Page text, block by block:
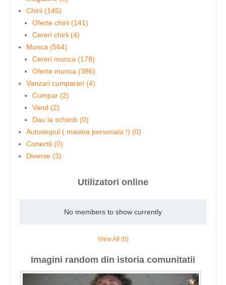
Chirii (145)
Oferte chirii (141)
Cereri chirii (4)
Munca (564)
Cereri munca (178)
Oferte munca (386)
Vanzari cumparari (4)
Cumpar (2)
Vand (2)
Dau la schimb (0)
Autostopul ( masina personala !) (0)
Conectii (0)
Diverse (3)
Utilizatori online
No members to show currently
View All (0)
Imagini random din istoria comunitatii